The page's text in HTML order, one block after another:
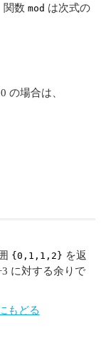
関数mod は次式の
の場合は、
{0,1,1,2} を返
に対する余りで
もどる